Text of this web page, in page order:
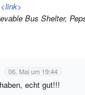
<link>
Bus Shelter,
06. Mai um 19:44
echt gut!!!